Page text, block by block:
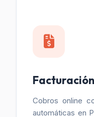
Cobros online
automáticas en